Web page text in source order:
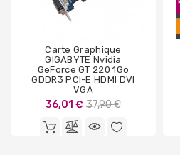
Carte Graphique
GIGABYTE Nvidia
GeForce GT 220 1Go
GDDR3 PCI-E HDMI DVI
VGA
36,01 € Prix
base
37,90 €